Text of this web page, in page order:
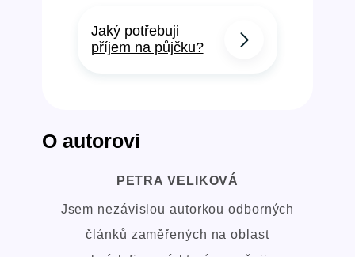
Jaký potřebuji
příjem na půjčku?
O autorovi
PETRA VELIKOVÁ
Jsem nezávislou autorkou odborných
článků zaměřených na oblast